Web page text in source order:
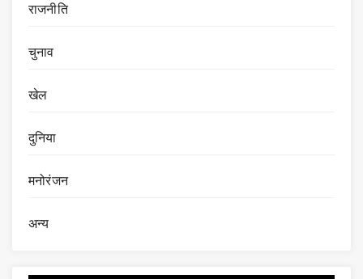
राजनीति
चुनाव
खेल
दुनिया
मनोरंजन
अन्य